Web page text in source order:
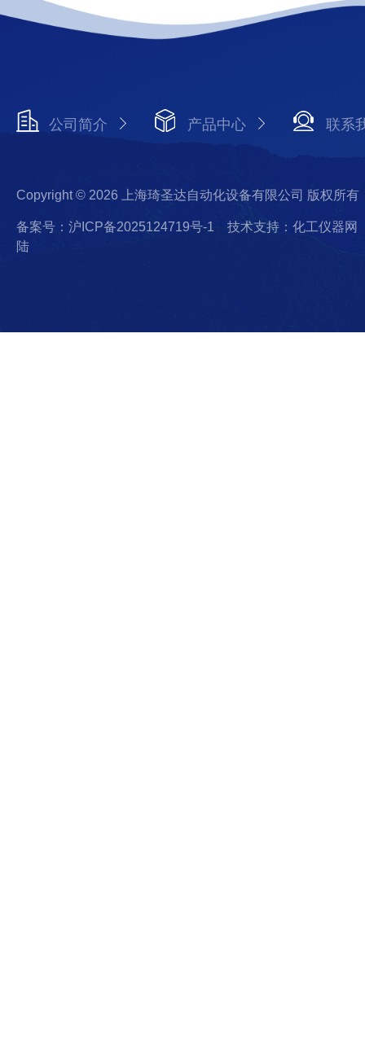
公司简介 产品中心 联系
Copyright © 2026 上海琦圣达自动化设备有限公司 版权所有
备案号：沪ICP备2025124719号-1
技术支持：化工仪器网
陆